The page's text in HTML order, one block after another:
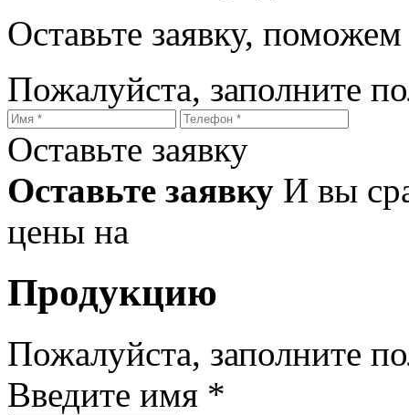
Оставьте заявку,
Пожалуйста, заполните
Оставьте заявку
Оставьте заявку И вы
цены на
Продукцию
Пожалуйста, заполните
Введите имя *